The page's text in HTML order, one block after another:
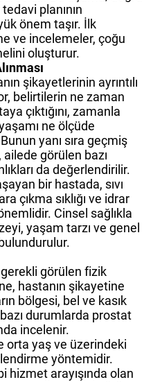
planının
önem taşır. İlk
ve incelemeler, çoğu
oluşturur.
şikayetlerinin ayrıntılı
belirtilerin ne zaman
çıktığını, zamanla
ne ölçüde
yanı sıra geçmiş
ailede görülen bazı
da değerlendirilir.
bir hastada, sıvı
çıkma sıklığı ve idrar
Cinsel sağlıkla
yaşam tarzı ve genel
görülen fizik
hastanın şikayetine
bölgesi, bel ve kasık
durumlarda prostat
incelenir.
orta yaş ve üzerindeki
yöntemidir.
arayışında olan